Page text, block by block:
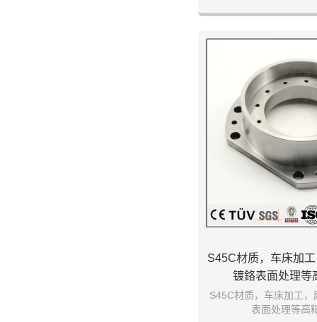
S45C材质，车床加
镀鉻表面处理等
S45C材质，车床加工
表面处理等高